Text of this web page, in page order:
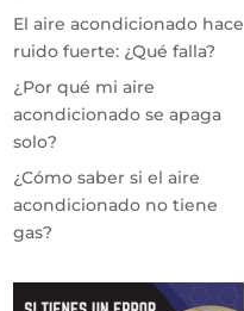
El aire acondicionado hace
ruido fuerte: ¿Qué falla?
¿Por qué mi aire
acondicionado se apaga
solo?
¿Cómo saber si el aire
acondicionado no tiene
gas?